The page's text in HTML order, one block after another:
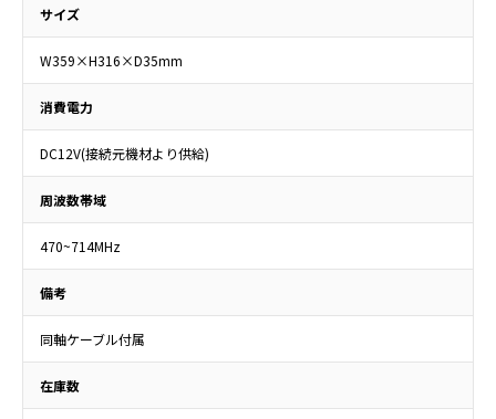
サイズ
W359×H316×D35mm
消費電力
DC12V(接続元機材より供給)
周波数帯域
470~714MHz
備考
同軸ケーブル付属
在庫数